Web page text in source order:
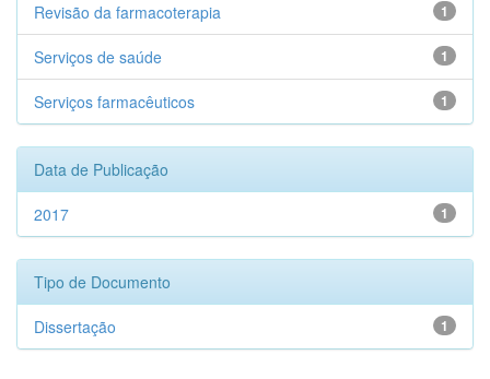
1
Revisão da farmacoterapia
1
Serviços de saúde
1
Serviços farmacêuticos
Data de Publicação
1
2017
Tipo de Documento
1
Dissertação